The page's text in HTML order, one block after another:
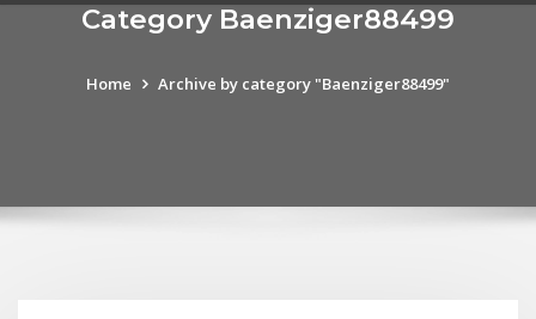
Category Baenziger88499
Home Archive by category "Baenziger88499"